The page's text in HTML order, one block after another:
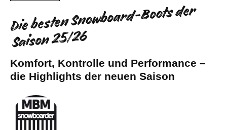
Die besten Snowboard-Boots der
Saison 25/26
Komfort, Kontrolle und Performance –
die Highlights der neuen Saison